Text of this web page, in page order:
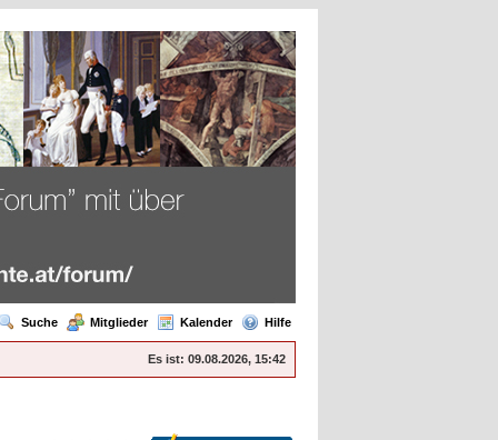
Suche Mitglieder Kalender Hilfe
Es ist: 09.08.2026, 15:42